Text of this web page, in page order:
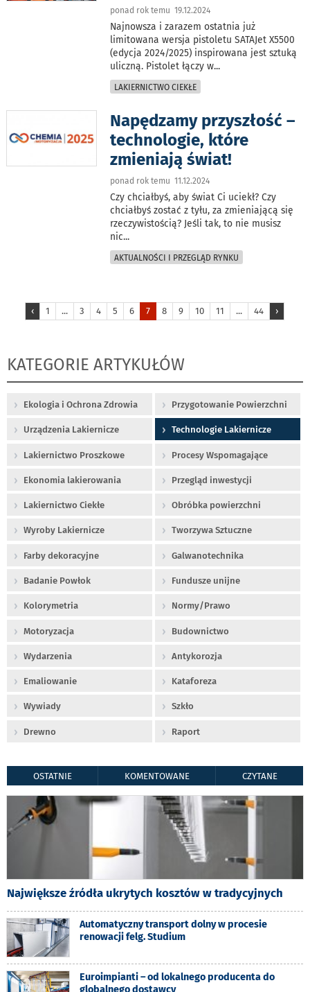
ponad rok temu 19.12.2024
Najnowsza i zarazem ostatnia już
limitowana wersja pistoletu SATAJet X5500
(edycja 2024/2025) inspirowana jest sztuką
uliczną. Pistolet łączy w...
LAKIERNICTWO CIEKŁE
Napędzamy przyszłość –
technologie, które
zmieniają świat!
ponad rok temu 11.12.2024
Czy chciałbyś, aby świat Ci uciekł? Czy
chciałbyś zostać z tyłu, za zmieniającą się
rzeczywistością? Jeśli tak, to nie musisz
nic...
AKTUALNOŚCI I PRZEGLĄD RYNKU
‹ 1 ... 3 4 5 6 7 8 9 10 11 ... 44 ›
KATEGORIE ARTYKUŁÓW
Ekologia i Ochrona Zdrowia Przygotowanie Powierzchni
Urządzenia Lakiernicze Technologie Lakiernicze
Lakiernictwo Proszkowe Procesy Wspomagające
Ekonomia lakierowania Przegląd inwestycji
Lakiernictwo Ciekłe Obróbka powierzchni
Wyroby Lakiernicze Tworzywa Sztuczne
Farby dekoracyjne Galwanotechnika
Badanie Powłok Fundusze unijne
Kolorymetria Normy/Prawo
Motoryzacja Budownictwo
Wydarzenia Antykorozja
Emaliowanie Kataforeza
Wywiady Szkło
Drewno Raport
OSTATNIE KOMENTOWANE CZYTANE
Największe źródła ukrytych kosztów w tradycyjnych
Automatyczny transport dolny w procesie
renowacji felg. Studium
Euroimpianti – od lokalnego producenta do
globalnego dostawcy